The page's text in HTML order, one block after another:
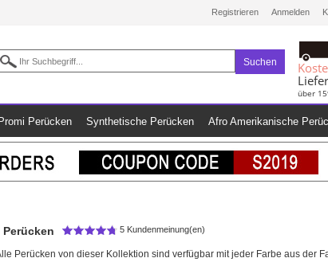
Registrieren Anmelden
Suchen
über
Promi Perücken Synthetische Perücken Afro Amerikanische
Perücken 5 Kundenmeinung(en)
Perücken von dieser Kollektion sind verfügbar mit jeder Farbe aus der